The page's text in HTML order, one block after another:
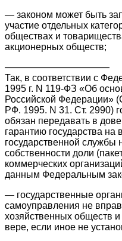
— законом может быть
участие отдельных
обществах и
акционерных обществ;
———————————
Так, в соответствии с
1995 г. N 119-ФЗ «Об
Российской Федерации»
РФ. 1995. N 31. Ст. 2990)
обязан передавать в
гарантию государства
государственной службы
собственности доли
коммерческих
данным Федеральным
— государственные
самоуправления не
хозяйственных обществ
вере, если иное не